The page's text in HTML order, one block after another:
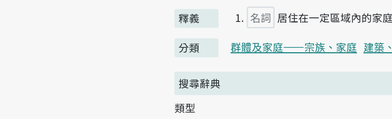
釋義
名詞 居住在一定區域內的家
分類 群體及家庭——宗族、家庭 建築
搜尋辭典
類型